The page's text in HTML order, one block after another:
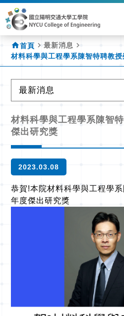
home首頁 navigate_next最新消息 navigate_next
材料科學與工程學系陳智特聘教
最新消息
材料科學與工程學系陳智
傑出研究獎
2023.03.08
恭賀!本院材料科學與工程學
年度傑出研究獎